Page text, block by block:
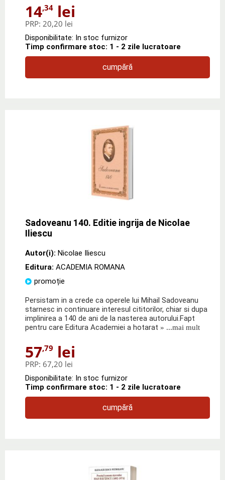
14,34 lei
PRP: 20,20 lei
Disponibilitate: In stoc furnizor
Timp confirmare stoc: 1 - 2 zile lucratoare
cumpără
Sadoveanu 140. Editie ingrija de Nicolae
Iliescu
Autor(i): Nicolae Iliescu
Editura: ACADEMIA ROMANA
promoție
Persistam in a crede ca operele lui Mihail Sadoveanu
starnesc in continuare interesul cititorilor, chiar si dupa
implinirea a 140 de ani de la nasterea autorului.Fapt
pentru care Editura Academiei a hotarat » ...mai mult
57,79 lei
PRP: 67,20 lei
Disponibilitate: In stoc furnizor
Timp confirmare stoc: 1 - 2 zile lucratoare
cumpără